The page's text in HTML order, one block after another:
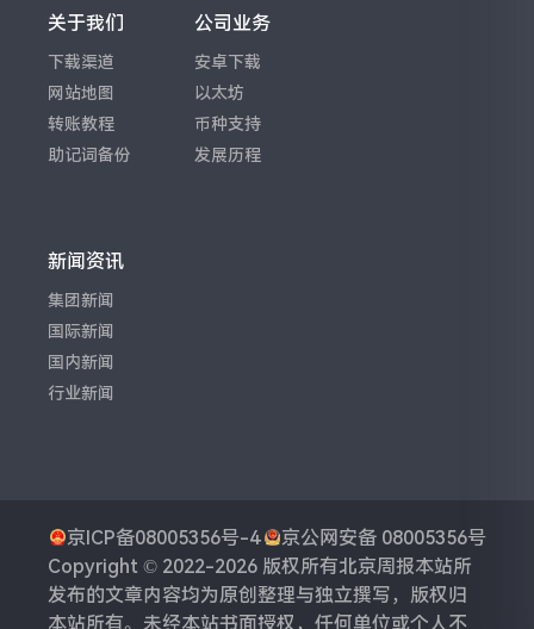
关于我们
下载渠道
网站地图
转账教程
助记词备份
公司业务
安卓下载
以太坊
币种支持
发展历程
新闻资讯
集团新闻
国际新闻
国内新闻
行业新闻
京ICP备08005356号-4
京公网安备 08005356号
Copyright © 2022-2026 版权所有北京周报本站所
发布的文章内容均为原创整理与独立撰写，版权归
本站所有。未经本站书面授权，任何单位或个人不